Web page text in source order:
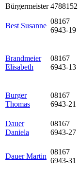
Bürgermeister 4788152
Best Susanne
08167
6943-19
Brandmeier
Elisabeth
08167
6943-13
Burger
Thomas
08167
6943-21
Dauer
Daniela
08167
6943-27
Dauer Martin
08167
6943-31